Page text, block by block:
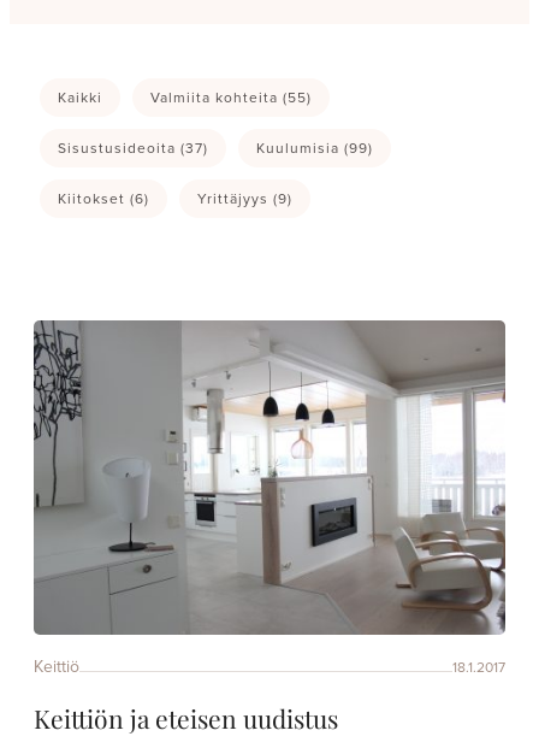
Kaikki Valmiita kohteita (55)
Sisustusideoita (37) Kuulumisia (99)
Kiitokset (6) Yrittäjyys (9)
Keittiö 18.1.2017
Keittiön ja eteisen uudistus